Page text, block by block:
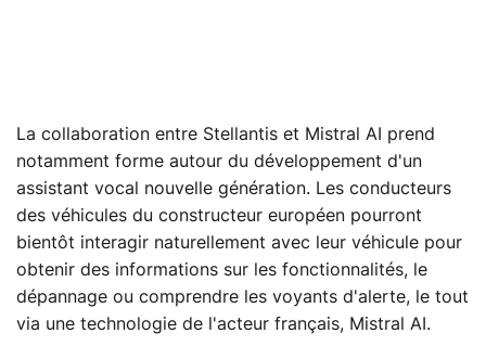
La collaboration entre Stellantis et Mistral AI prend
notamment forme autour du développement d'un
assistant vocal nouvelle génération. Les conducteurs
des véhicules du constructeur européen pourront
bientôt interagir naturellement avec leur véhicule pour
obtenir des informations sur les fonctionnalités, le
dépannage ou comprendre les voyants d'alerte, le tout
via une technologie de l'acteur français, Mistral AI.